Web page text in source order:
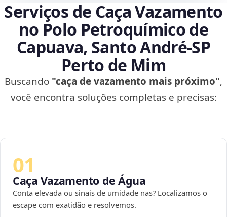
Serviços de Caça Vazamento
no Polo Petroquímico de
Capuava, Santo André‑SP
Perto de Mim
Buscando "caça de vazamento mais próximo",
você encontra soluções completas e precisas:
01
Caça Vazamento de Água
Conta elevada ou sinais de umidade nas? Localizamos o
escape com exatidão e resolvemos.